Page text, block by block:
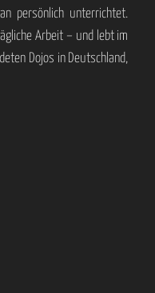
persönlich unterrichtet.
Arbeit – und lebt im
Dojos in Deutschland,